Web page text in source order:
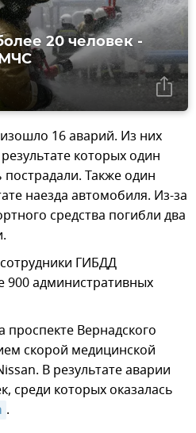
20 человек -
16 аварий. Из них
которых один
Также один
наезда автомобиля. Из-за
средства погибли два
ГИБДД
900 административных
Вернадского
скорой медицинской
В результате аварии
среди которых оказалась
.